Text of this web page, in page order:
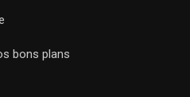
bons plans